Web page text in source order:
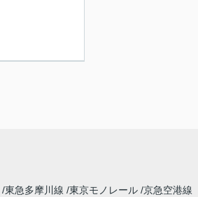
東急多摩川線 東京モノレール 京急空港線